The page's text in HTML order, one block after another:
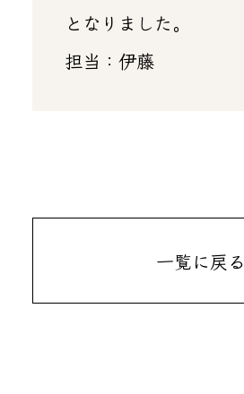
となりました。
担当：伊藤
一覧に戻る